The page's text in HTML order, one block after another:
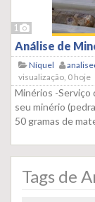
1
Análise de
Níquel
visualização, 0 hoje
Minérios -Serviço​
seu minério
50 gramas de
Tags de